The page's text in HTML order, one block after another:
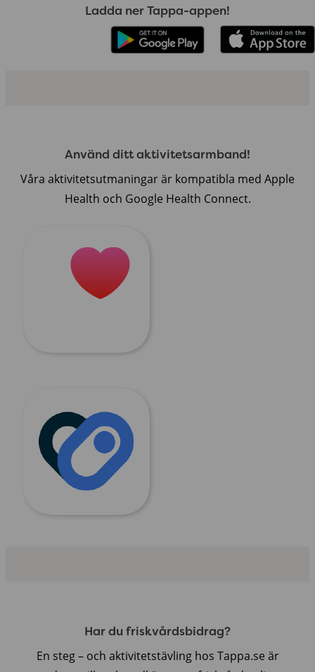
Ladda ner Tappa-appen!
Använd ditt aktivitetsarmband!
Våra aktivitetsutmaningar är kompatibla med Apple
Health och Google Health Connect.
Har du friskvårdsbidrag?
En steg – och aktivitetstävling hos Tappa.se är